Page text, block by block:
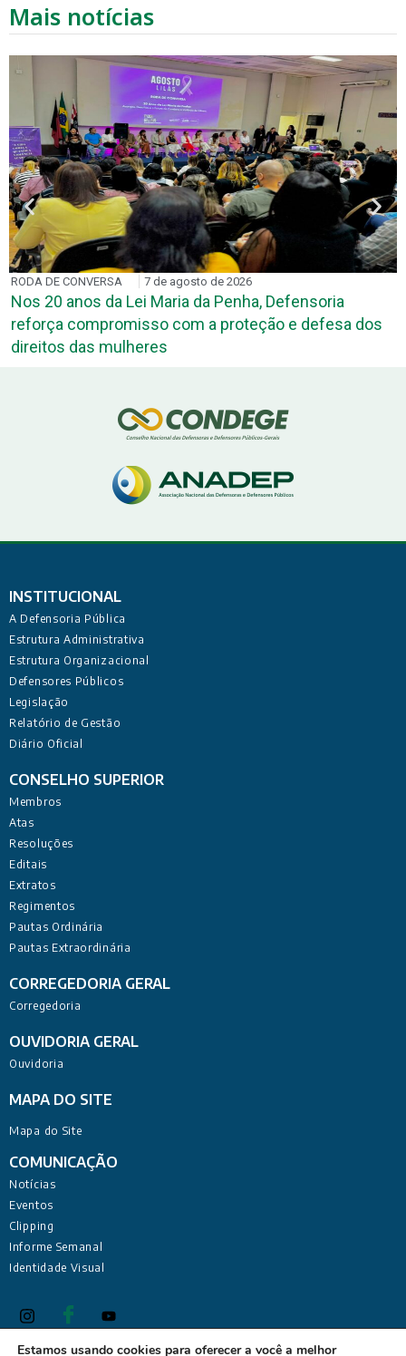
Mais notícias
RODA DE CONVERSA 7 de agosto de 2026
Nos 20 anos da Lei Maria da Penha, Defensoria
reforça compromisso com a proteção e defesa dos
direitos das mulheres
INSTITUCIONAL
A Defensoria Pública
Estrutura Administrativa
Estrutura Organizacional
Defensores Públicos
Legislação
Relatório de Gestão
Diário Oficial
CONSELHO SUPERIOR
Membros
Atas
Resoluções
Editais
Extratos
Regimentos
Pautas Ordinária
Pautas Extraordinária
CORREGEDORIA GERAL
Corregedoria
OUVIDORIA GERAL
Ouvidoria
MAPA DO SITE
Mapa do Site
COMUNICAÇÃO
Notícias
Eventos
Clipping
Informe Semanal
Identidade Visual
Estamos usando cookies para oferecer a você a melhor